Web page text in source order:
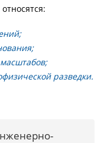
разведки.